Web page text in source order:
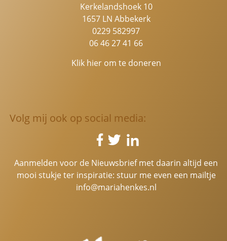
Kerkelandshoek 10
1657 LN Abbekerk
0229 582997
06 46 27 41 66
Klik hier om te doneren
Volg mij ook op social media:
Aanmelden voor de Nieuwsbrief met daarin altijd een
mooi stukje ter inspiratie: stuur me even een mailtje
info@mariahenkes.nl